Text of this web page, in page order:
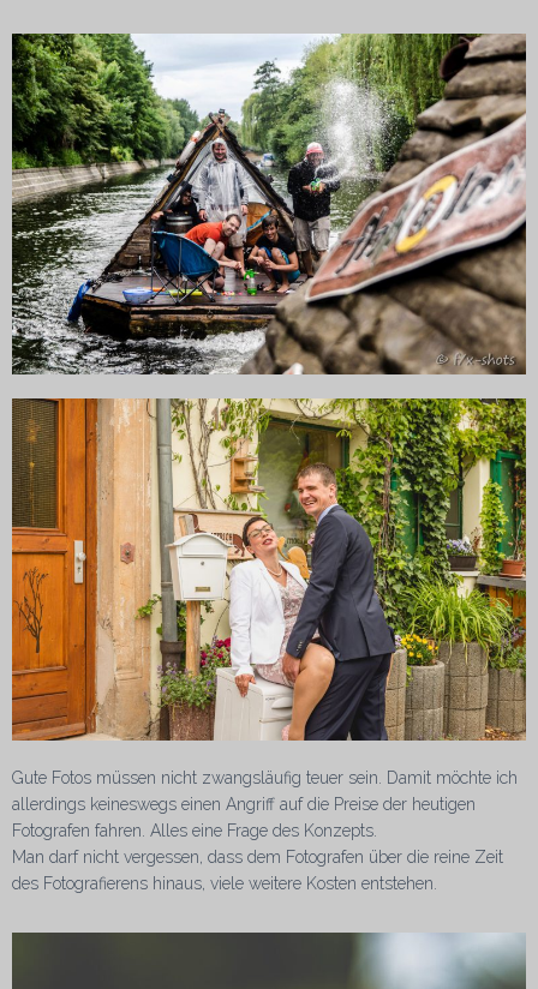
Gute Fotos müssen nicht zwangsläufig teuer sein. Damit möchte ich
allerdings keineswegs einen Angriff auf die Preise der heutigen
Fotografen fahren. Alles eine Frage des Konzepts.
Man darf nicht vergessen, dass dem Fotografen über die reine Zeit
des Fotografierens hinaus, viele weitere Kosten entstehen.